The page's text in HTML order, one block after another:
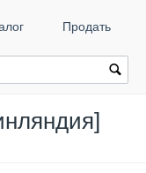
Продать